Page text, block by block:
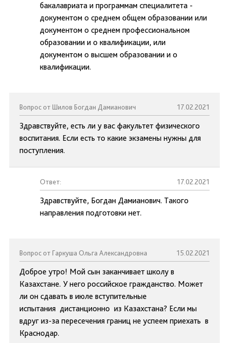
бакалавриата и программам специалитета -
документом о среднем общем образовании или
документом о среднем профессиональном
образовании и о квалификации, или
документом о высшем образовании и о
квалификации.
Вопрос от Шилов Богдан Дамианович 17.02.2021
Здравствуйте, есть ли у вас факультет физического
воспитания. Если есть то какие экзамены нужны для
поступления.
Ответ: 17.02.2021
Здравствуйте, Богдан Дамианович. Такого
направления подготовки нет.
Вопрос от Гаркуша Ольга Александровна 15.02.2021
Доброе утро! Мой сын заканчивает школу в
Казахстане. У него российское гражданство. Может
ли он сдавать в июле вступительные
испытания дистанционно из Казахстана? Если мы
вдруг из-за пересечения границ не успеем приехать в
Краснодар.